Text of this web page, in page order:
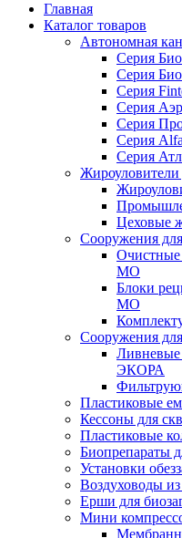
Главная
Каталог товаров
Автономная
Серия Био
Серия
Серия
Серия
Серия
Серия Alfa
Серия
Жироуловители
Цеховые
Сооружения
Очистные
МО
Блоки
МО
Сооружения
ЭКОРА
Пластиковые
Кессоны для
Пластиковые
Биопрепараты
Установки
Воздуховоды
Ерши для
Мини